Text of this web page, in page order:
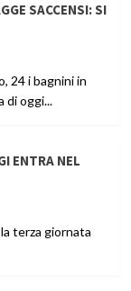
SACCENSI: SI
24 i bagnini in
di oggi...
ENTRA NEL
terza giornata